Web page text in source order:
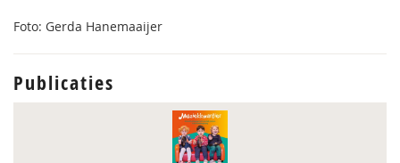
Foto: Gerda Hanemaaijer
Publicaties